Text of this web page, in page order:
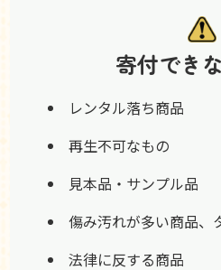
寄付でき
レンタル落ち商品
再生不可なもの
見本品・サンプル品
傷み汚れが多い商品、
法律に反する商品